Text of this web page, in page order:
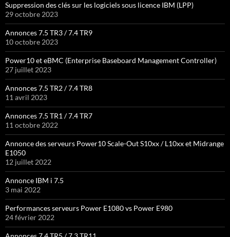
Suppression des clés sur les logiciels sous licence IBM (LPP)
29 octobre 2023
Annonces 7.5 TR3 / 7.4 TR9
10 octobre 2023
Power10 et eBMC (Enterprise Baseboard Management Controller)
27 juillet 2023
Annonces 7.5 TR2 / 7.4 TR8
11 avril 2023
Annonces 7.5 TR1 / 7.4 TR7
11 octobre 2022
Annonce des serveurs Power10 Scale-Out S10xx / L10xx et Midrange
E1050
12 juillet 2022
Annonce IBM i 7.5
3 mai 2022
Performances serveurs Power E1080 vs Power E980
24 février 2022